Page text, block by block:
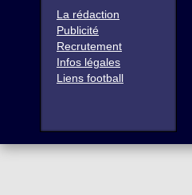
La rédaction
Publicité
Recrutement
Infos légales
Liens football